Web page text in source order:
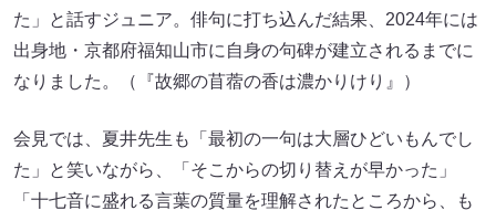
た」と話すジュニア。俳句に打ち込んだ結果、2024年には
出身地・京都府福知山市に自身の句碑が建立されるまでに
なりました。（『故郷の苜蓿の香は濃かりけり』）
会見では、夏井先生も「最初の一句は大層ひどいもんでし
た」と笑いながら、「そこからの切り替えが早かった」
「十七音に盛れる言葉の質量を理解されたところから、も